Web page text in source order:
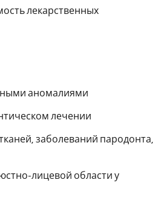
лекарственных
аномалиями
лечении
заболеваний пародонта,
лицевой области у